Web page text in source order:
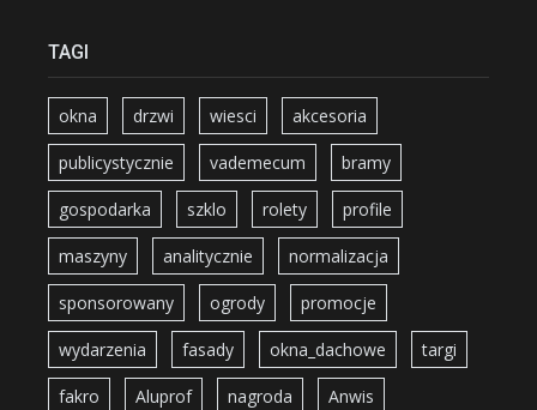
TAGI
okna drzwi wiesci akcesoria
publicystycznie vademecum bramy
gospodarka szklo rolety profile
maszyny analitycznie normalizacja
sponsorowany ogrody promocje
wydarzenia fasady okna_dachowe targi
fakro Aluprof nagroda Anwis